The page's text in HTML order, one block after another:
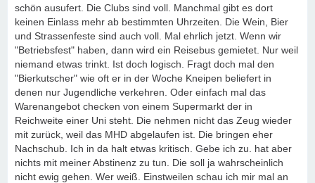
schön ausufert. Die Clubs sind voll. Manchmal gibt es dort
keinen Einlass mehr ab bestimmten Uhrzeiten. Die Wein, Bier
und Strassenfeste sind auch voll. Mal ehrlich jetzt. Wenn wir
"Betriebsfest" haben, dann wird ein Reisebus gemietet. Nur weil
niemand etwas trinkt. Ist doch logisch. Fragt doch mal den
"Bierkutscher" wie oft er in der Woche Kneipen beliefert in
denen nur Jugendliche verkehren. Oder einfach mal das
Warenangebot checken von einem Supermarkt der in
Reichweite einer Uni steht. Die nehmen nicht das Zeug wieder
mit zurück, weil das MHD abgelaufen ist. Die bringen eher
Nachschub. Ich in da halt etwas kritisch. Gebe ich zu. hat aber
nichts mit meiner Abstinenz zu tun. Die soll ja wahrscheinlich
nicht ewig gehen. Wer weiß. Einstweilen schau ich mir mal an